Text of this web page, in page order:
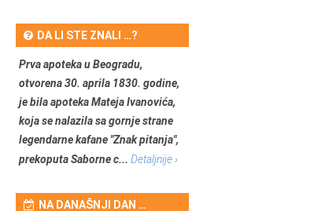
DA LI STE ZNALI …?
Prva apoteka u Beogradu,
otvorena 30. aprila 1830. godine,
je bila apoteka Mateja Ivanovića,
koja se nalazila sa gornje strane
legendarne kafane "Znak pitanja",
prekoputa Saborne c... Detaljnije ›
NA DANAŠNJI DAN …